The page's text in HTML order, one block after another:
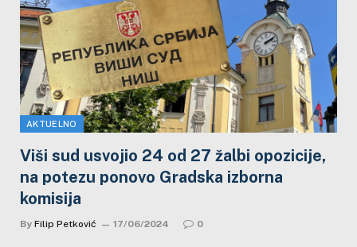
AKTUELNO
Viši sud usvojio 24 od 27 žalbi opozicije,
na potezu ponovo Gradska izborna
komisija
By Filip Petković 17/06/2024 0